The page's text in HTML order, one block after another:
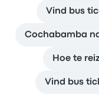
Vind bus
Cochabamba
Hoe te
Vind bus